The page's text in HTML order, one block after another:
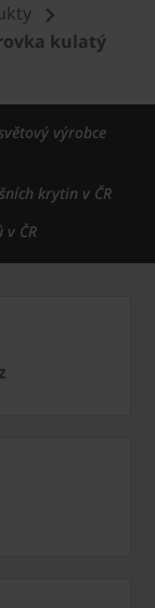
kulatý
výrobce
krytin v ČR
v ČR